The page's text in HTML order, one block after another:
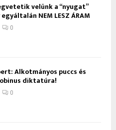
velünk a “nyugat”
NEM LESZ ÁRAM
0
Alkotmányos puccs és
diktatúra!
0